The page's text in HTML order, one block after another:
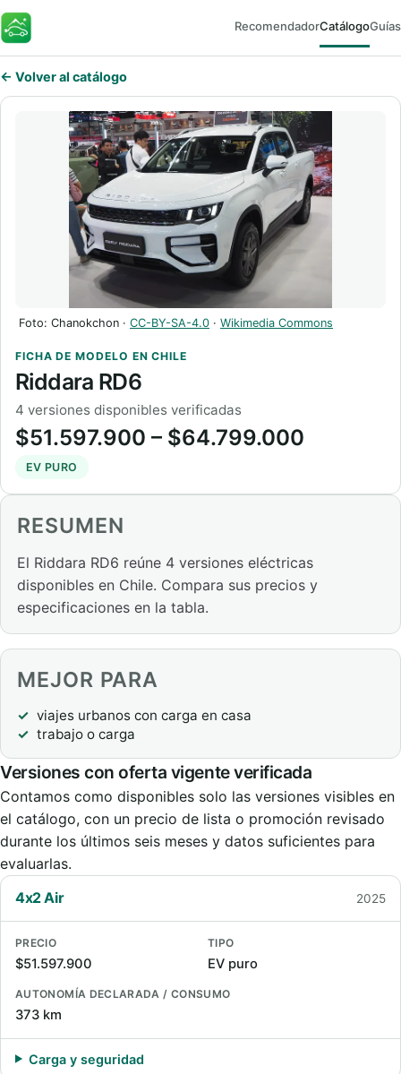
FaroEV RecomendadorCatálogoGuías
← Volver al catálogo
Foto: Chanokchon · CC-BY-SA-4.0 · Wikimedia Commons
FICHA DE MODELO EN CHILE
Riddara RD6
4 versiones disponibles verificadas
$51.597.900 – $64.799.000
EV PURO
RESUMEN
El Riddara RD6 reúne 4 versiones eléctricas
disponibles en Chile. Compara sus precios y
especificaciones en la tabla.
MEJOR PARA
viajes urbanos con carga en casa
trabajo o carga
Versiones con oferta vigente verificada
Contamos como disponibles solo las versiones visibles en
el catálogo, con un precio de lista o promoción revisado
durante los últimos seis meses y datos suficientes para
evaluarlas.
4x2 Air
2025
PRECIO
$51.597.900
TIPO
EV puro
AUTONOMÍA DECLARADA / CONSUMO
373 km
Carga y seguridad